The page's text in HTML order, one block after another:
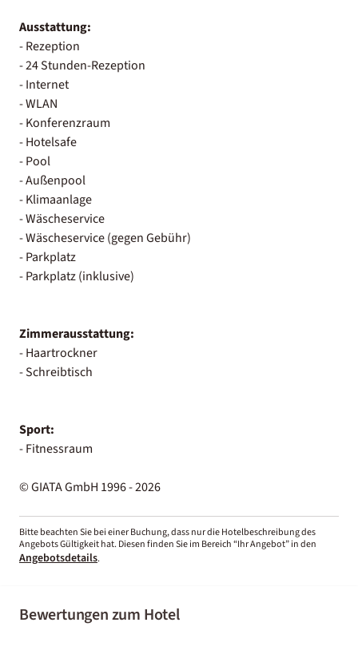
Ausstattung:
- Rezeption
- 24 Stunden-Rezeption
- Internet
- WLAN
- Konferenzraum
- Hotelsafe
- Pool
- Außenpool
- Klimaanlage
- Wäscheservice
- Wäscheservice (gegen Gebühr)
- Parkplatz
- Parkplatz (inklusive)
Zimmerausstattung:
- Haartrockner
- Schreibtisch
Sport:
- Fitnessraum
© GIATA GmbH 1996 - 2026
Bitte beachten Sie bei einer Buchung, dass nur die Hotelbeschreibung des
Angebots Gültigkeit hat. Diesen finden Sie im Bereich “Ihr Angebot” in den
Angebotsdetails.
Bewertungen zum Hotel